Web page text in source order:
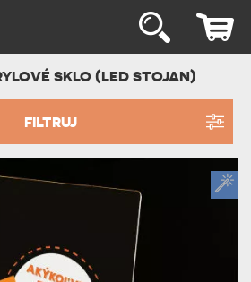
SKLO (LED STOJAN)
FILTRUJ